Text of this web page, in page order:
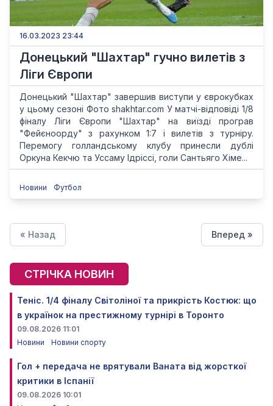
16.03.2023 23:44
Донецький "Шахтар" гучно вилетів з
Ліги Європи
Донецький "Шахтар" завершив виступи у єврокубках
у цьому сезоні Фото shakhtar.com У матчі-відповіді 1/8
фіналу Ліги Європи "Шахтар" на виїзді програв
"Фейєноорду" з рахунком 1:7 і вилетів з турніру.
Перемогу голландському клубу принесли дублі
Оркуна Кекчю та Уссаму Ідріссі, голи Сантьяго Хіме...
Новини Футбол
« Назад Вперед »
СТРІЧКА НОВИН
Теніс. 1/4 фіналу Світоліної та прикрість Костюк: що
в українок на престижному турнірі в Торонто
09.08.2026 11:01
Новини
Новини спорту
Гол + передача не врятували Ваната від жорсткої
критики в Іспанії
09.08.2026 10:01